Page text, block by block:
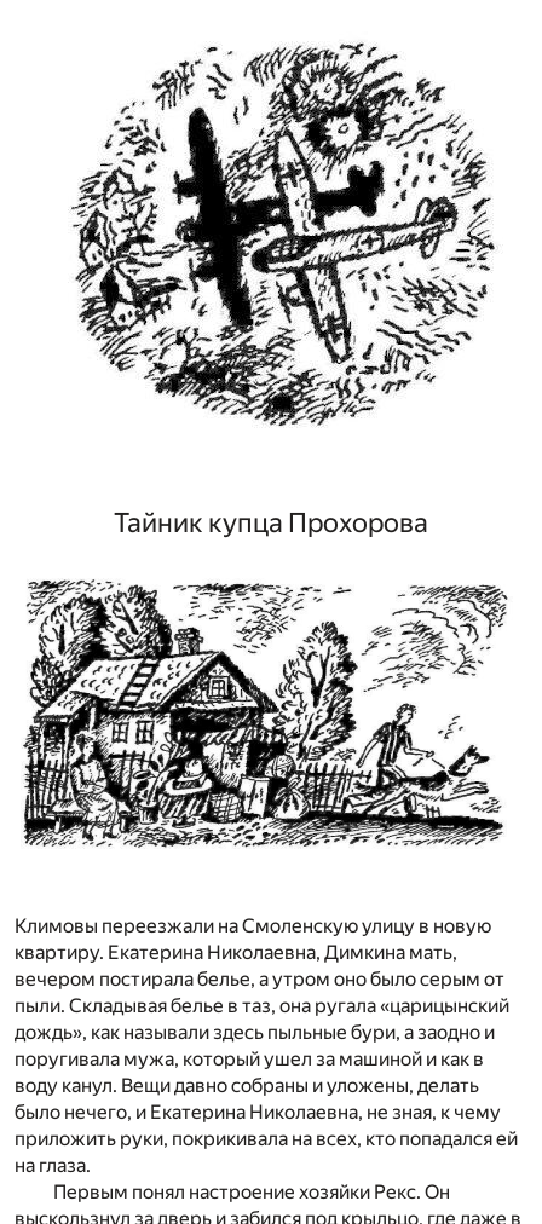
Тайник купца Прохорова
Климовы переезжали на Смоленскую улицу в новую
квартиру. Екатерина Николаевна, Димкина мать,
вечером постирала белье, а утром оно было серым от
пыли. Складывая белье в таз, она ругала «царицынский
дождь», как называли здесь пыльные бури, а заодно и
поругивала мужа, который ушел за машиной и как в
воду канул. Вещи давно собраны и уложены, делать
было нечего, и Екатерина Николаевна, не зная, к чему
приложить руки, покрикивала на всех, кто попадался ей
на глаза.
Первым понял настроение хозяйки Рекс. Он
выскользнул за дверь и забился под крыльцо, где даже в